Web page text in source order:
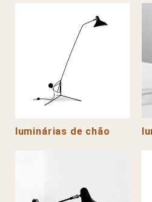
luminárias de chão